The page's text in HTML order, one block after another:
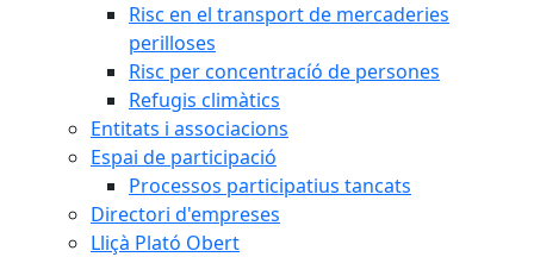
Risc en el transport de mercaderies
perilloses
Risc per concentracíó de persones
Refugis climàtics
Entitats i associacions
Espai de participació
Processos participatius tancats
Directori d'empreses
Lliçà Plató Obert